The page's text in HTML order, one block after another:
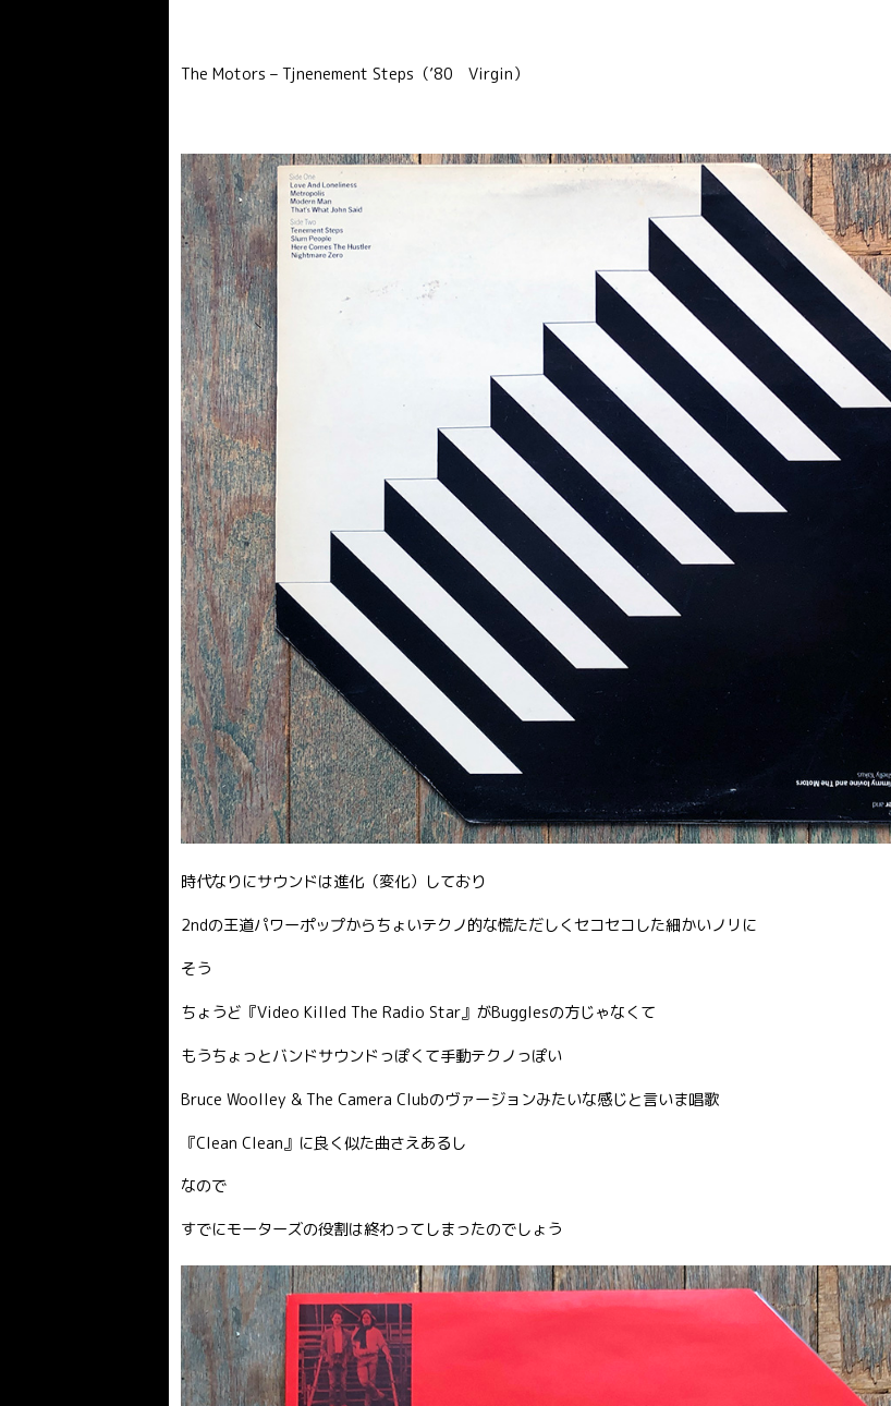
The Motors – Tjnenement Steps（’80 Virgin）
時代なりにサウンドは進化（変化）しており
2ndの王道パワーポップからちょいテクノ的な慌ただしくセコセコした細かいノリに
そう
ちょうど『Video Killed The Radio Star』がBugglesの方じゃなくて
もうちょっとバンドサウンドっぽくて手動テクノっぽい
Bruce Woolley & The Camera Clubのヴァージョンみたいな感じと言いま唱歌
『Clean Clean』に良く似た曲さえあるし
なので
すでにモーターズの役割は終わってしまったのでしょう